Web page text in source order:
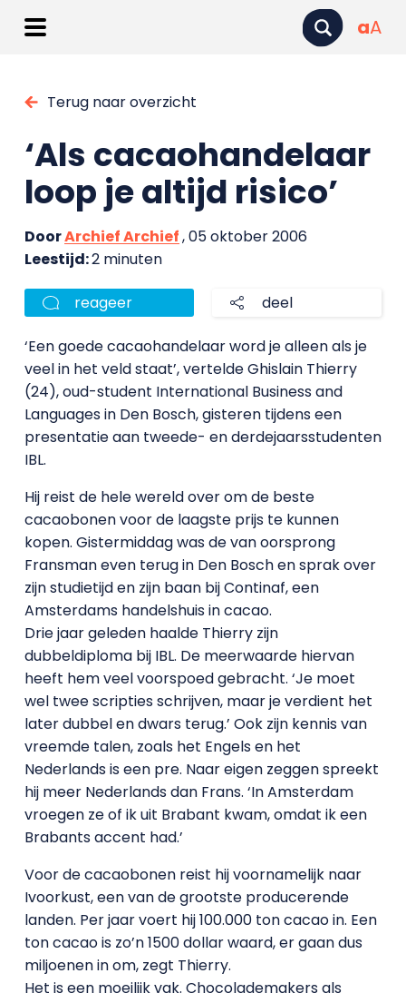
aA
Terug naar overzicht
‘Als cacaohandelaar
loop je altijd risico’
DoorArchief Archief, 05 oktober 2006
Leestijd:2 minuten
reageer deel
‘Een goede cacaohandelaar word je alleen als je
veel in het veld staat’, vertelde Ghislain Thierry
(24), oud-student International Business and
Languages in Den Bosch, gisteren tijdens een
presentatie aan tweede- en derdejaarsstudenten
IBL.
Hij reist de hele wereld over om de beste
cacaobonen voor de laagste prijs te kunnen
kopen. Gistermiddag was de van oorsprong
Fransman even terug in Den Bosch en sprak over
zijn studietijd en zijn baan bij Continaf, een
Amsterdams handelshuis in cacao.
Drie jaar geleden haalde Thierry zijn
dubbeldiploma bij IBL. De meerwaarde hiervan
heeft hem veel voorspoed gebracht. ‘Je moet
wel twee scripties schrijven, maar je verdient het
later dubbel en dwars terug.’ Ook zijn kennis van
vreemde talen, zoals het Engels en het
Nederlands is een pre. Naar eigen zeggen spreekt
hij meer Nederlands dan Frans. ‘In Amsterdam
vroegen ze of ik uit Brabant kwam, omdat ik een
Brabants accent had.’
Voor de cacaobonen reist hij voornamelijk naar
Ivoorkust, een van de grootste producerende
landen. Per jaar voert hij 100.000 ton cacao in. Een
ton cacao is zo’n 1500 dollar waard, er gaan dus
miljoenen in om, zegt Thierry.
Het is een moeilijk vak. Chocolademakers als